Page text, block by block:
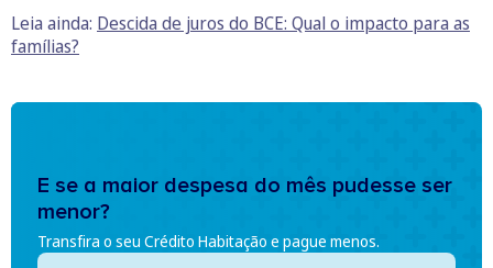
Leia ainda: Descida de juros do BCE: Qual o impacto para as
famílias?
E se a maior despesa do mês pudesse ser
menor?
Transfira o seu Crédito Habitação e pague menos.